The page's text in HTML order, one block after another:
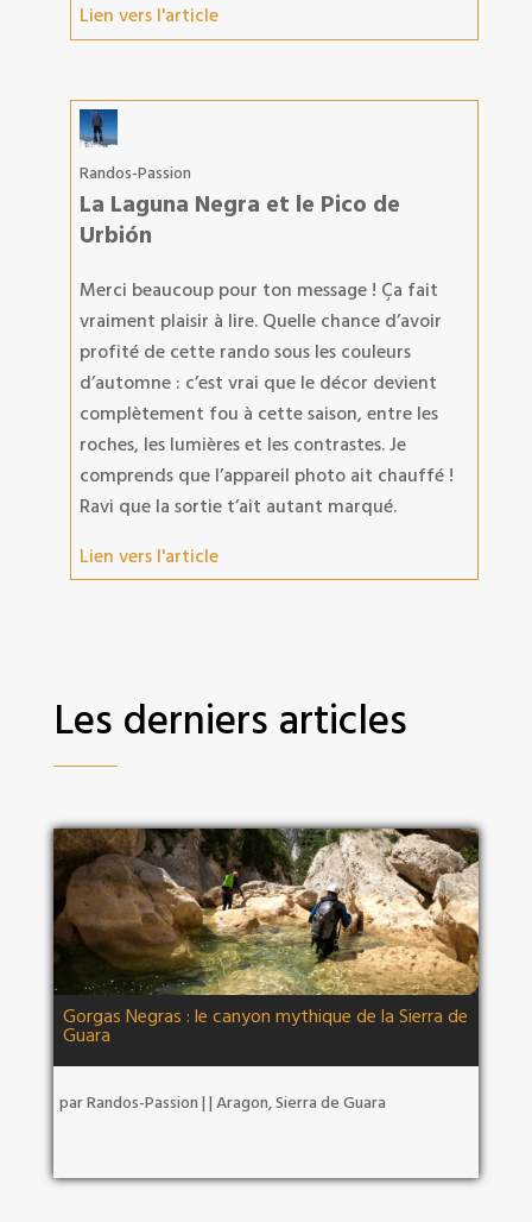
Lien vers l'article
Randos-Passion
La Laguna Negra et le Pico de
Urbión
Merci beaucoup pour ton message ! Ça fait
vraiment plaisir à lire. Quelle chance d’avoir
profité de cette rando sous les couleurs
d’automne : c’est vrai que le décor devient
complètement fou à cette saison, entre les
roches, les lumières et les contrastes. Je
comprends que l’appareil photo ait chauffé !
Ravi que la sortie t’ait autant marqué.
Lien vers l'article
Les derniers articles
Gorgas Negras : le canyon mythique de la Sierra de
Guara
parRandos-Passion | | Aragon,Sierra de Guara